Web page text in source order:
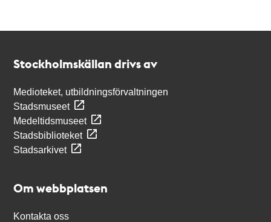
Stockholmskällan drivs av
Medioteket, utbildningsförvaltningen
Stadsmuseet
Medeltidsmuseet
Stadsbiblioteket
Stadsarkivet
Om webbplatsen
Kontakta oss